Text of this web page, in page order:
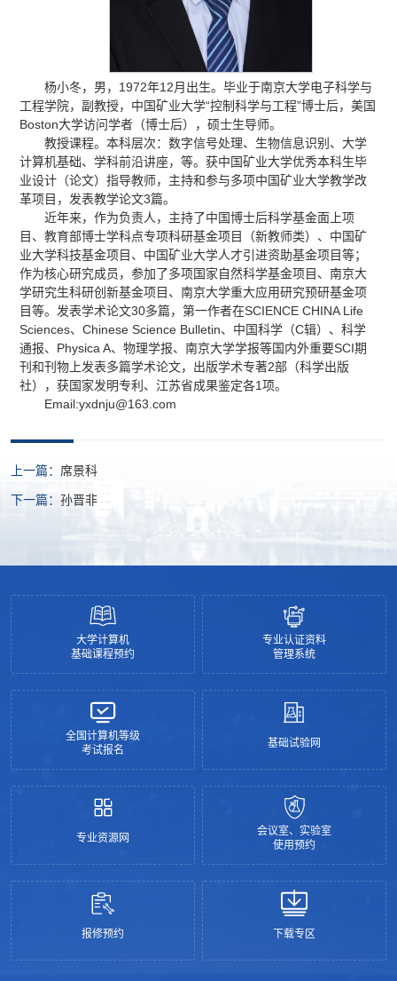
杨小冬，男，1972年12月出生。毕业于南京大学电子科学与
工程学院，副教授，中国矿业大学“控制科学与工程”博士后，美国
Boston大学访问学者（博士后），硕士生导师。
教授课程。本科层次：数字信号处理、生物信息识别、大学
计算机基础、学科前沿讲座，等。获中国矿业大学优秀本科生毕
业设计（论文）指导教师，主持和参与多项中国矿业大学教学改
革项目，发表教学论文3篇。
近年来，作为负责人，主持了中国博士后科学基金面上项
目、教育部博士学科点专项科研基金项目（新教师类）、中国矿
业大学科技基金项目、中国矿业大学人才引进资助基金项目等；
作为核心研究成员，参加了多项国家自然科学基金项目、南京大
学研究生科研创新基金项目、南京大学重大应用研究预研基金项
目等。发表学术论文30多篇，第一作者在SCIENCE CHINA Life
Sciences、Chinese Science Bulletin、中国科学（C辑）、科学
通报、Physica A、物理学报、南京大学学报等国内外重要SCI期
刊和刊物上发表多篇学术论文，出版学术专著2部（科学出版
社），获国家发明专利、江苏省成果鉴定各1项。
Email:yxdnju@163.com
上一篇： 席景科
下一篇： 孙晋非
大学计算机
基础课程预约
专业认证资料
管理系统
全国计算机等级
考试报名
基础试验网
专业资源网
会议室、实验室
使用预约
报修预约 下载专区